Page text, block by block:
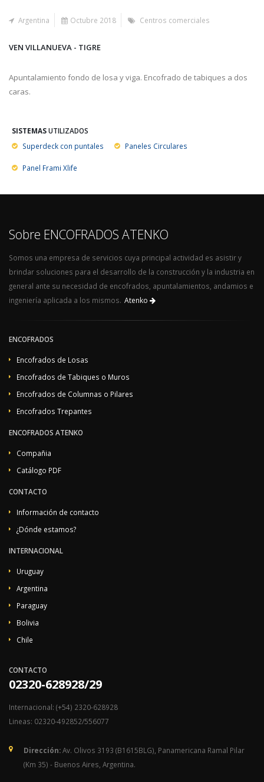
Argentina Octubre 2018 Centros comerciales
VEN VILLANUEVA - TIGRE
Apuntalamiento fondo de losa y viga. Encofrado de tabiques a dos
caras.
SISTEMASUTILIZADOS
Superdeck con puntales
Paneles Circulares
Panel Frami Xlife
Sobre ENCOFRADOS ATENKO
Somos una empresa de servicios cuya principal actividad es asistir y
brindar soluciones para el desarrollo de la construcción y la industria en
general ante su necesidad de encofrados, apuntalamientos, andamios e
ingeniería aplicada a los mismos. Atenko
ENCOFRADOS
Encofrados de Losas
Encofrados de Tabiques o Muros
Encofrados de Columnas o Pilares
Encofrados Trepantes
ENCOFRADOS ATENKO
Compañia
Catálogo PDF
CONTACTO
Información de contacto
¿Dónde estamos?
INTERNACIONAL
Uruguay
Argentina
Paraguay
Bolivia
Chile
CONTACTO
02320-628928/29
Internacional: (+54) 2320-628928
Lineas: 02320-492852/556077
Dirección:Av. Olivos 3193 (B1615BLG), Panamericana Ramal Pilar
(Km 35) - Buenos Aires, Argentina.